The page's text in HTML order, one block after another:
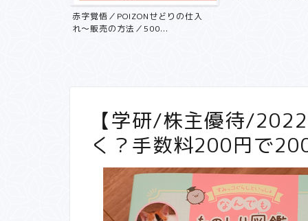
赤字覚悟／POIZONせどりの仕入
れ〜販売の方法／500...
【学研/株主優待/
く？手数料200円で